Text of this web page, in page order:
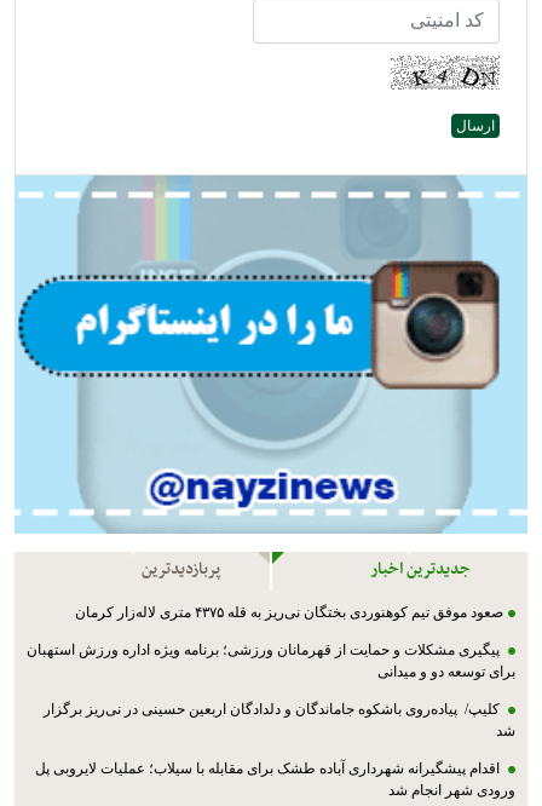
جدیدترین اخبار پربازدیدترین
صعود موفق تیم کوهنوردی بختگان نی‌ریز به قله ۴۳۷۵ متری لاله‌زار کرمان
پیگیری مشکلات و حمایت از قهرمانان ورزشی؛ برنامه ویژه اداره ورزش استهبان
برای توسعه دو و میدانی
کلیپ/ پیاده‌روی باشکوه جاماندگان و دلدادگان اربعین حسینی در نی‌ریز برگزار
شد
اقدام پیشگیرانه شهرداری آباده طشک برای مقابله با سیلاب؛ عملیات لایروبی پل
ورودی شهر انجام شد